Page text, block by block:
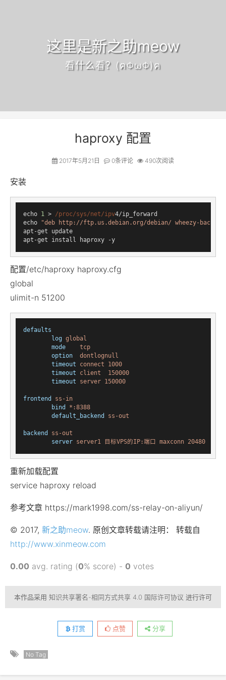
这里是新之助meow
看什么看？(ฅΦωΦ)ฅ
haproxy 配置
2017年5月21日 0条评论 490次阅读
安装
echo 1 > /proc/sys/net/ipv4/ip_forward
echo
"deb http://ftp.us.debian.org/debian/ wheezy-
apt-get update
apt-get install haproxy -y
配置/etc/haproxy haproxy.cfg
global
ulimit-n 51200
defaults
log global
mode
tcp
option
dontlognull
timeout
connect 1000
timeout
client  150000
timeout
server 150000
frontend
ss-in
bind
*:8388
default_backend
ss-out
backend
ss-out
server
server1 目标VPS的IP:端口 maxconn 20480
重新加载配置
service haproxy reload
参考文章 https://mark1998.com/ss-relay-on-aliyun/
© 2017, 新之助meow. 原创文章转载请注明： 转载自
http://www.xinmeow.com
0.00 avg. rating (0% score) - 0 votes
本作品采用 知识共享署名-相同方式共享 4.0 国际许可协议 进行许可
打赏 点赞 分享
No Tag